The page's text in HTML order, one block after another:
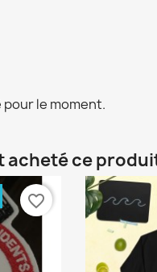
pour le moment.
acheté ce
favorite_border